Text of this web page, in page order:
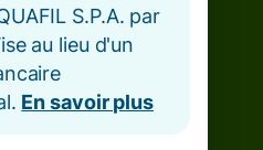
S.P.A. par
au lieu d'un
En savoir plus